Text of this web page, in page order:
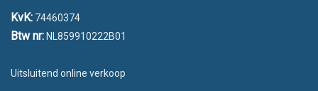
KvK: 74460374
Btw nr: NL859910222B01
Uitsluitend online verkoop